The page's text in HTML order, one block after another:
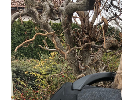
Zum Onlineshop in der Web